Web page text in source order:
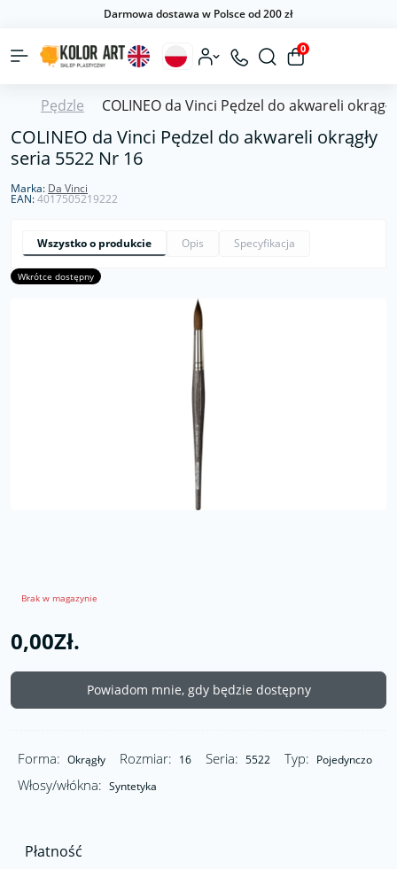
Darmowa dostawa w Polsce od 200 zł
0
Pędzle COLINEO da Vinci Pędzel do akwareli
COLINEO da Vinci Pędzel do akwareli okrągły
seria 5522 Nr 16
Marka: Da Vinci
EAN:4017505219222
Wszystko o produkcie Opis Specyfikacja
Wkrótce dostępny
Brak w magazynie
0,00Zł.
Powiadom mnie, gdy będzie dostępny
Forma: Okrągły Rozmiar: 16 Seria: 5522 Typ: Pojedynczo
Włosy/włókna: Syntetyka
Płatność